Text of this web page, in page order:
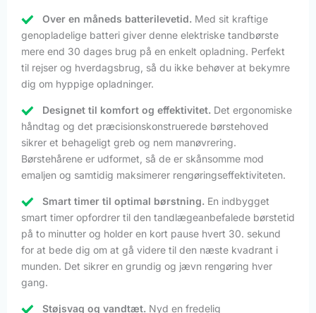
Over en måneds batterilevetid. Med sit kraftige
genopladelige batteri giver denne elektriske tandbørste
mere end 30 dages brug på en enkelt opladning. Perfekt
til rejser og hverdagsbrug, så du ikke behøver at bekymre
dig om hyppige opladninger.
Designet til komfort og effektivitet. Det ergonomiske
håndtag og det præcisionskonstruerede børstehoved
sikrer et behageligt greb og nem manøvrering.
Børstehårene er udformet, så de er skånsomme mod
emaljen og samtidig maksimerer rengøringseffektiviteten.
Smart timer til optimal børstning. En indbygget
smart timer opfordrer til den tandlægeanbefalede børstetid
på to minutter og holder en kort pause hvert 30. sekund
for at bede dig om at gå videre til den næste kvadrant i
munden. Det sikrer en grundig og jævn rengøring hver
gang.
Støjsvag og vandtæt. Nyd en fredelig